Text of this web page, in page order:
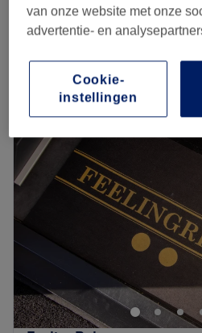
Baard Scheren
15 min
Maandag
Dinsdag
Donderdag
Zaterdag
.
van onze website met onze
advertentie- en
Cookie-
instellingen